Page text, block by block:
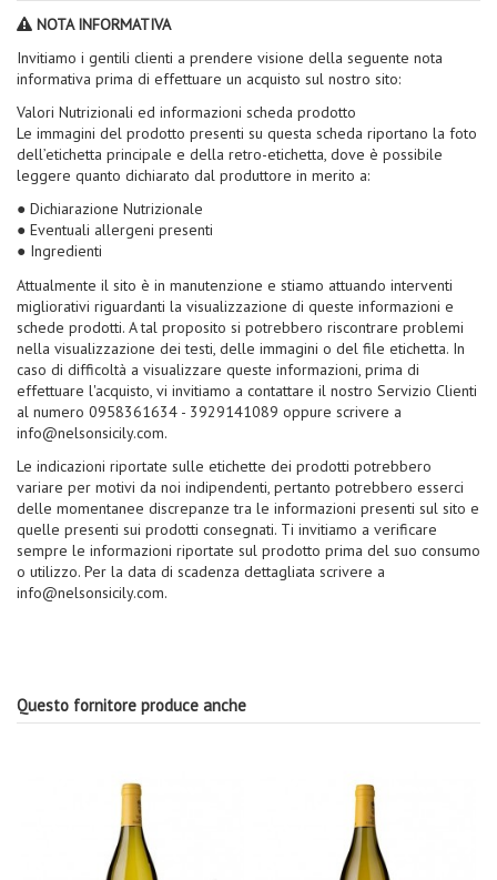
NOTA INFORMATIVA
Invitiamo i gentili clienti a prendere visione della seguente nota
informativa prima di effettuare un acquisto sul nostro sito:
Valori Nutrizionali ed informazioni scheda prodotto
Le immagini del prodotto presenti su questa scheda riportano la foto
dell’etichetta principale e della retro-etichetta, dove è possibile
leggere quanto dichiarato dal produttore in merito a:
● Dichiarazione Nutrizionale
● Eventuali allergeni presenti
● Ingredienti
Attualmente il sito è in manutenzione e stiamo attuando interventi
migliorativi riguardanti la visualizzazione di queste informazioni e
schede prodotti. A tal proposito si potrebbero riscontrare problemi
nella visualizzazione dei testi, delle immagini o del file etichetta. In
caso di difficoltà a visualizzare queste informazioni, prima di
effettuare l'acquisto, vi invitiamo a contattare il nostro Servizio Clienti
al numero 0958361634 - 3929141089 oppure scrivere a
info@nelsonsicily.com.
Le indicazioni riportate sulle etichette dei prodotti potrebbero
variare per motivi da noi indipendenti, pertanto potrebbero esserci
delle momentanee discrepanze tra le informazioni presenti sul sito e
quelle presenti sui prodotti consegnati. Ti invitiamo a verificare
sempre le informazioni riportate sul prodotto prima del suo consumo
o utilizzo. Per la data di scadenza dettagliata scrivere a
info@nelsonsicily.com.
Questo fornitore produce anche